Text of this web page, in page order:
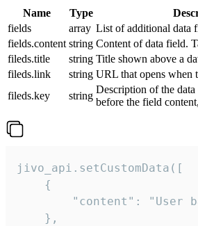
Name Type
fields
array List of additional data
fields.content string Content of data field.
fileds.title
string Title shown above a
fileds.link
string URL that opens when
fileds.key
string
Description of the
before the field
jivo_api.setCustomData([
    {
"content": "User
    },